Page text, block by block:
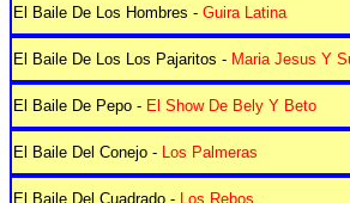
El Baile De Los Hombres - Guira Latina
El Baile De Los Los Pajaritos - Maria Jesus Y
El Baile De Pepo - El Show De Bely Y Beto
El Baile Del Conejo - Los Palmeras
El Baile Del Cuadrado - Los Rebos